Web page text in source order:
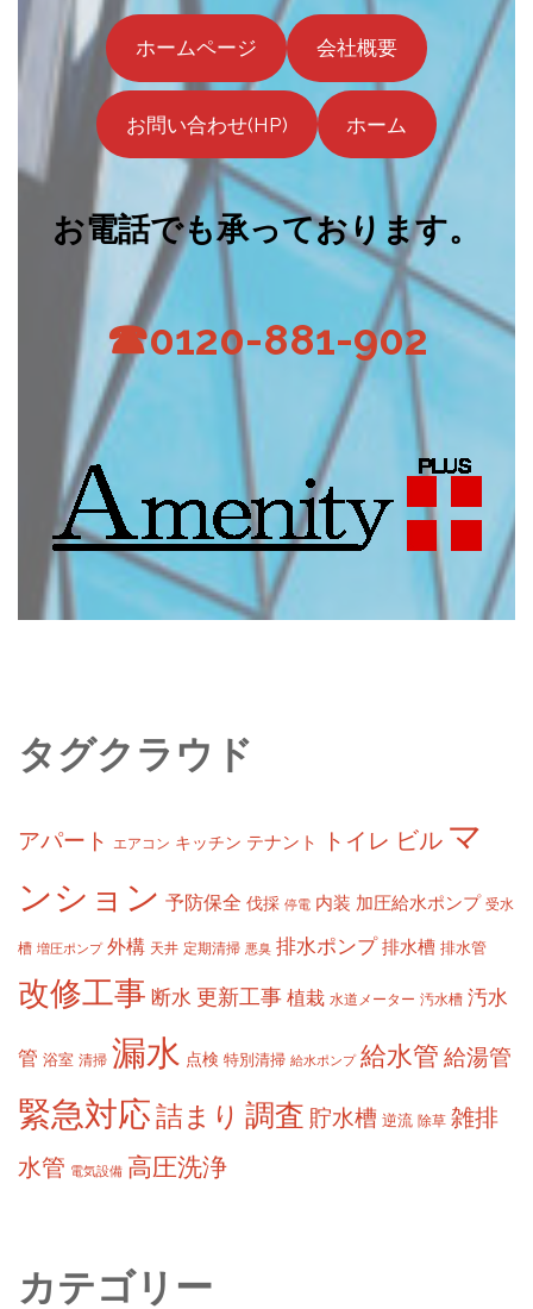
ホームページ 会社概要
お問い合わせ(HP) ホーム
お電話でも承っております。
☎0120-881-902
タグクラウド
アパート エアコン キッチン テナント トイレ ビル マ
ンション 予防保全 伐採 停電 内装 加圧給水ポンプ 受水
槽 増圧ポンプ 外構 天井 定期清掃 悪臭 排水ポンプ 排水槽 排水管
改修工事 断水 更新工事 植栽 水道メーター 汚水槽 汚水
管 浴室 清掃 漏水 点検 特別清掃 給水ポンプ 給水管 給湯管
緊急対応詰まり 調査 貯水槽 逆流 除草 雑排
水管 電気設備 高圧洗浄
カテゴリー